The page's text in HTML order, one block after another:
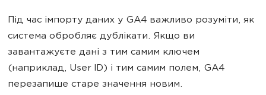
Під час імпорту даних у GA4 важливо розуміти, як
система обробляє дублікати. Якщо ви
завантажуєте дані з тим самим ключем
(наприклад, User ID) і тим самим полем, GA4
перезапише старе значення новим.